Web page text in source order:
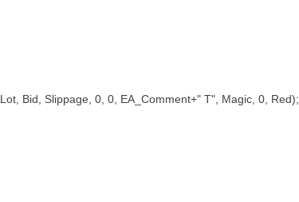
Bid, Slippage, 0, 0, EA_Comment+" T", Magic, 0, Red);